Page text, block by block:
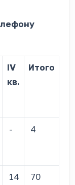
IV
кв.
Итого
- 4
14 70